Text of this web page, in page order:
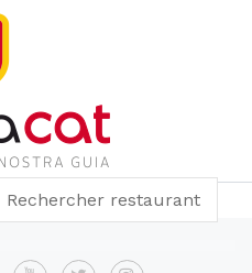
Rechercher restaurant